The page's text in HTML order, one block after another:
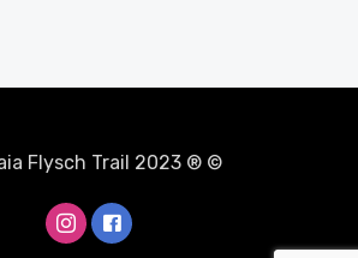
Flysch Trail 2023 ® ©